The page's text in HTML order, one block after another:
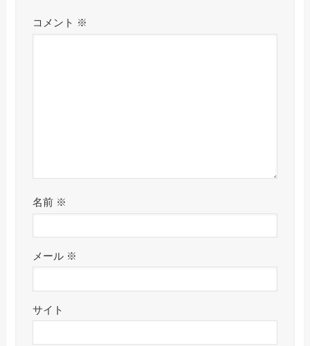
コメント ※
名前 ※
メール ※
サイト